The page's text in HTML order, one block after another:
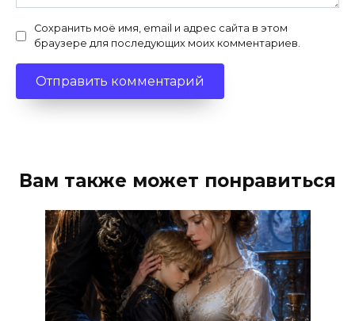
Сохранить моё имя, email и адрес сайта в этом
браузере для последующих моих комментариев.
Вам также может понравиться